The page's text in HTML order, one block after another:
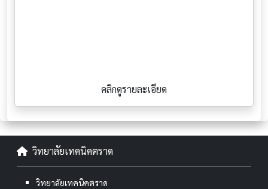
คลิกดูรายละเอียด
วิทยาลัยเทคนิคตราด
วิทยาลัยเทคนิคตราด